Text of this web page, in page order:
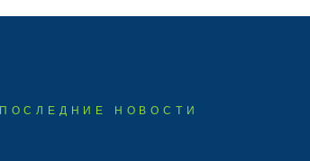
ПОСЛЕДНИЕ НОВОСТИ